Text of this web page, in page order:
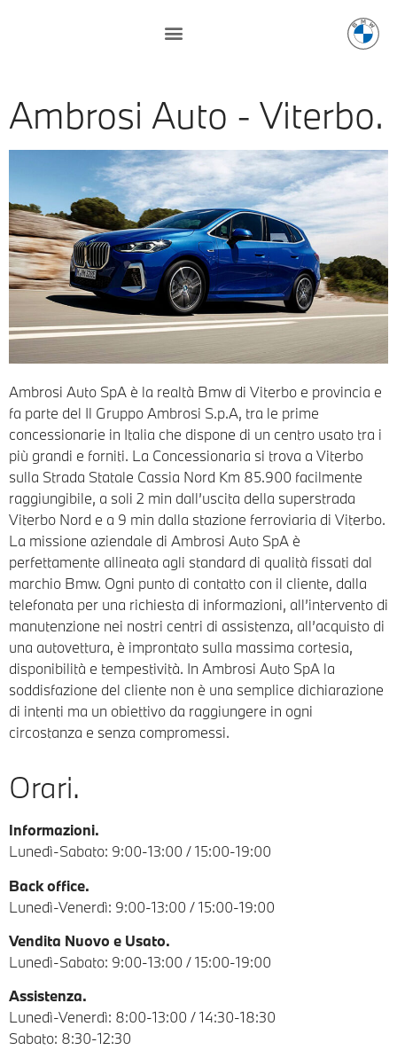
Ambrosi Auto - Viterbo.
Ambrosi Auto SpA è la realtà Bmw di Viterbo e provincia e
fa parte del Il Gruppo Ambrosi S.p.A, tra le prime
concessionarie in Italia che dispone di un centro usato tra i
più grandi e forniti. La Concessionaria si trova a Viterbo
sulla Strada Statale Cassia Nord Km 85.900 facilmente
raggiungibile, a soli 2 min dall’uscita della superstrada
Viterbo Nord e a 9 min dalla stazione ferroviaria di Viterbo.
La missione aziendale di Ambrosi Auto SpA è
perfettamente allineata agli standard di qualità fissati dal
marchio Bmw. Ogni punto di contatto con il cliente, dalla
telefonata per una richiesta di informazioni, all’intervento di
manutenzione nei nostri centri di assistenza, all’acquisto di
una autovettura, è improntato sulla massima cortesia,
disponibilità e tempestività. In Ambrosi Auto SpA la
soddisfazione del cliente non è una semplice dichiarazione
di intenti ma un obiettivo da raggiungere in ogni
circostanza e senza compromessi.
Orari.
Informazioni.
Lunedì-Sabato: 9:00-13:00 / 15:00-19:00
Back office.
Lunedì-Venerdì: 9:00-13:00 / 15:00-19:00
Vendita Nuovo e Usato.
Lunedì-Sabato: 9:00-13:00 / 15:00-19:00
Assistenza.
Lunedì-Venerdì: 8:00-13:00 / 14:30-18:30
Sabato: 8:30-12:30